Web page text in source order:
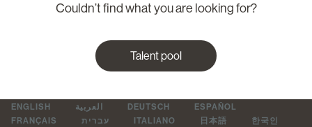
Couldn’t find what you are looking for?
Talent pool
ENGLISH العربية DEUTSCH
ESPAÑOL
FRANÇAIS
עברית ITALIANO 日本語
한국인